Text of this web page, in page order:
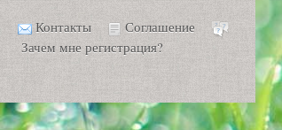
Контакты
Соглашение
Зачем мне регистрация?